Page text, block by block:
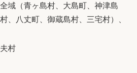
域（青ヶ島村、大島町、神津島
、八丈町、御蔵島村、三宅村）、
村